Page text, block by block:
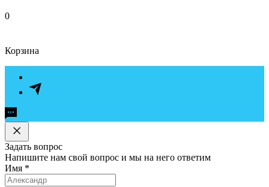
0
Корзина
Задать вопрос
Напишите нам свой вопрос и мы на него ответим
Имя *